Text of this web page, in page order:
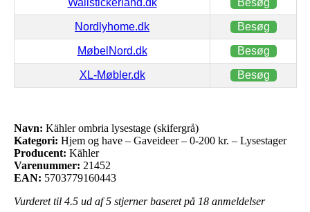
Nordlyhome.dk Besøg
MøbelNord.dk Besøg
XL-Møbler.dk Besøg
Navn: Kähler ombria lysestage (skifergrå)
Kategori: Hjem og have – Gaveideer – 0-200 kr. – Lysestager
Producent: Kähler
Varenummer: 21452
EAN: 5703779160443
Vurderet til 4.5 ud af 5 stjerner baseret på 18 anmeldelser